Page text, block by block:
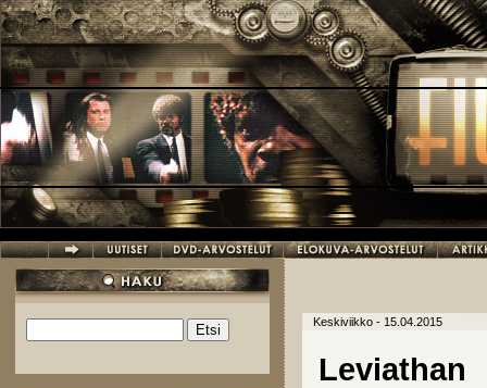
Hyppää pääsisältöön
Hakulomake
Keskiviikko - 15.04.2015
Leviathan